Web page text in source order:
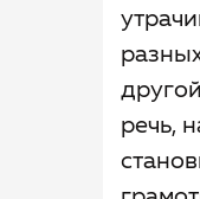
речь,